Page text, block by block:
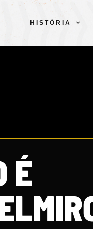
HISTÓRIA
CLUBE
É